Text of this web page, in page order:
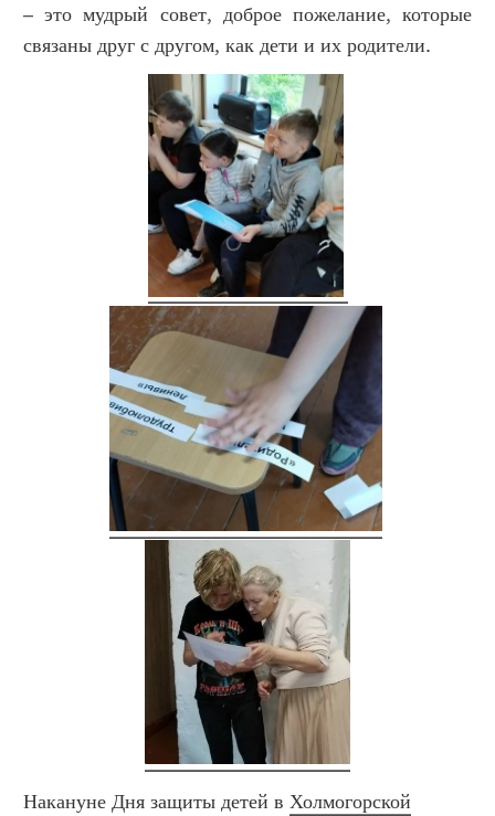
– это мудрый совет, доброе пожелание, которые
связаны друг с другом, как дети и их родители.
Накануне Дня защиты детей в Холмогорской